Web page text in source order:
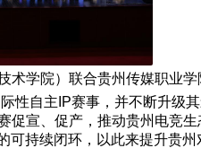
术学院）联合贵州传媒职业
际性自主IP赛事，并不断升
促宣、促产，推动贵州电竞
可持续闭环，以此来提升贵